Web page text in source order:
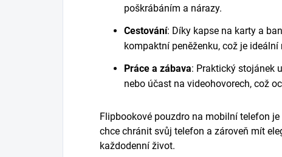
poškrábáním a nárazy.
Cestování: Díky kapse na karty a
kompaktní peněženku, což je ideální
Práce a zábava: Praktický stojánek
nebo účast na videohovorech, což
Flipbookové pouzdro na mobilní telefon
chce chránit svůj telefon a zároveň mít
každodenní život.